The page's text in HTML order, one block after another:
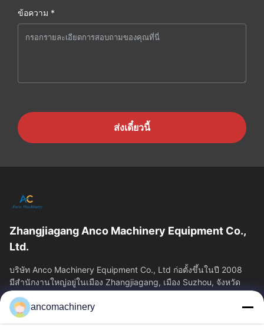
ข้อความ *
ส่งเดี๋ยวนี้
Zhangjiagang Anco Machinery Equipment Co.,
Ltd.
บริษัท Anco Machinery Equipment Co., Ltd ก่อตั้งขึ้นในปี 2008
มีสํานักงานใหญ่อยู่ในเมือง Zhangjiagang, เมือง Suzhou, จังหวัด
Jiangsu.
ลิงก์ด่วนancomachinery